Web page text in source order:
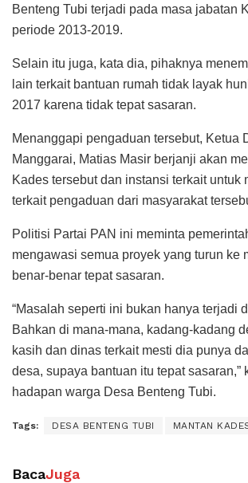
Benteng Tubi terjadi pada masa jabatan
periode 2013-2019.
Selain itu juga, kata dia, pihaknya
lain terkait bantuan rumah tidak layak
2017 karena tidak tepat sasaran.
Menanggapi pengaduan tersebut, Ketua
Manggarai, Matias Masir berjanji akan
Kades tersebut dan instansi terkait untuk
terkait pengaduan dari masyarakat
Politisi Partai PAN ini meminta
mengawasi semua proyek yang turun ke
benar-benar tepat sasaran.
“Masalah seperti ini bukan hanya terjadi
Bahkan di mana-mana, kadang-kadang
kasih dan dinas terkait mesti dia punya
desa, supaya bantuan itu tepat sasaran,”
hadapan warga Desa Benteng Tubi.
Tags: DESA BENTENG TUBI MANTAN
BacaJuga